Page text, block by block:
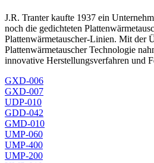
J.R. Tranter kaufte 1937 ein
noch die gedichteten
Plattenwärmetauscher-Linien. Mit der
Plattenwärmetauscher Technologie
innovative Herstellungsverfahren und
GXD-006
GXD-007
UDP-010
GDD-042
GMD-010
UMP-060
UMP-400
UMP-200